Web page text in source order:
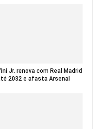
Jr. renova com Real Madrid
2032 e afasta Arsenal